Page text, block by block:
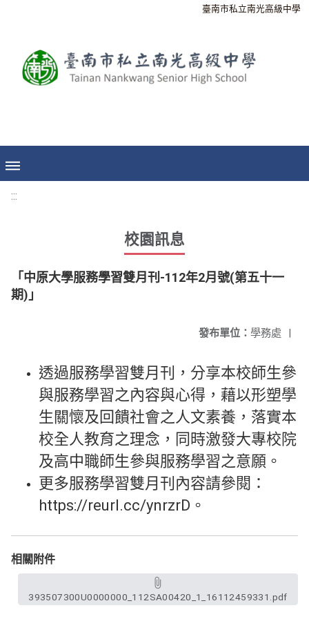
臺南市私立南光高級中學
:::
校園訊息
「中原大學服務學習雙月刊-112年2月號(第五十一
期)」
發布單位： 學務處 |
透過服務學習雙月刊，分享本校師生參
與服務學習之內容與心得，藉以形塑學
生關懷及回饋社會之人文素養，落實本
校全人教育之理念，同時激發大專校院
及高中職師生參與服務學習之意願。
更多服務學習雙月刊內容請參閱：
https://reurl.cc/ynrzrD。
相關附件
393507300U0000000_112SA00420_1_16112459331.pdf